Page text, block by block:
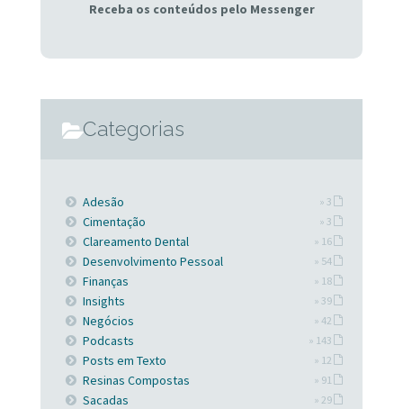
Receba os conteúdos pelo Messenger
Categorias
Adesão » 3
Cimentação » 3
Clareamento Dental » 16
Desenvolvimento Pessoal » 54
Finanças » 18
Insights » 39
Negócios » 42
Podcasts » 143
Posts em Texto » 12
Resinas Compostas » 91
Sacadas » 29